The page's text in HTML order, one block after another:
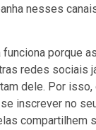
nesses
funciona porque
redes sociais
dele. Por isso,
inscrever no
compartilhem